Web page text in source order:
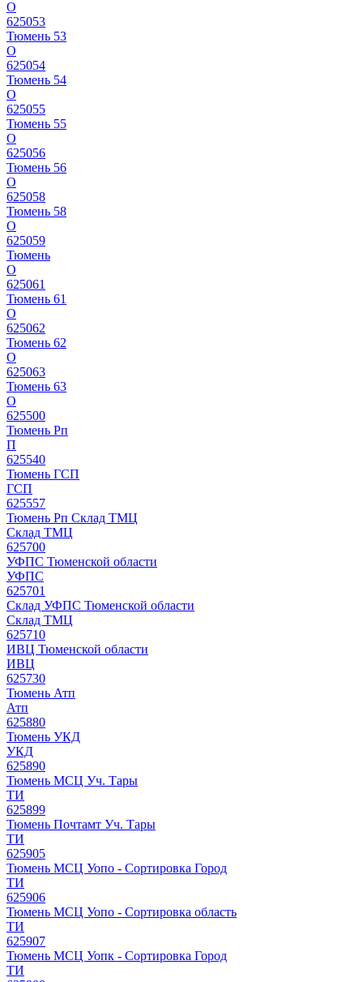
О
625053
Тюмень 53
О
625054
Тюмень 54
О
625055
Тюмень 55
О
625056
Тюмень 56
О
625058
Тюмень 58
О
625059
Тюмень
О
625061
Тюмень 61
О
625062
Тюмень 62
О
625063
Тюмень 63
О
625500
Тюмень Рп
П
625540
Тюмень ГСП
ГСП
625557
Тюмень Рп Склад ТМЦ
Склад ТМЦ
625700
УФПС Тюменской области
УФПС
625701
Склад УФПС Тюменской области
Склад ТМЦ
625710
ИВЦ Тюменской области
ИВЦ
625730
Тюмень Атп
Атп
625880
Тюмень УКД
УКД
625890
Тюмень МСЦ Уч. Тары
ТИ
625899
Тюмень Почтамт Уч. Тары
ТИ
625905
Тюмень МСЦ Уопо - Сортировка Город
ТИ
625906
Тюмень МСЦ Уопо - Сортировка область
ТИ
625907
Тюмень МСЦ Уопк - Сортировка Город
ТИ